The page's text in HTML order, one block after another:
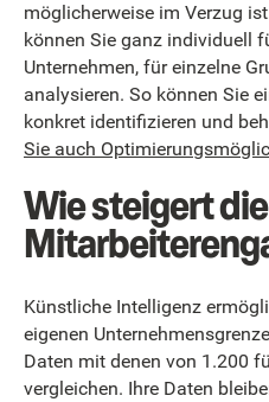
möglicherweise im Verzug
können Sie ganz individuell
Unternehmen, für einzelne
analysieren. So können Sie
konkret identifizieren und
Sie auch
Wie steigert
Künstliche Intelligenz
eigenen
Daten mit denen von 1.200
vergleichen. Ihre Daten